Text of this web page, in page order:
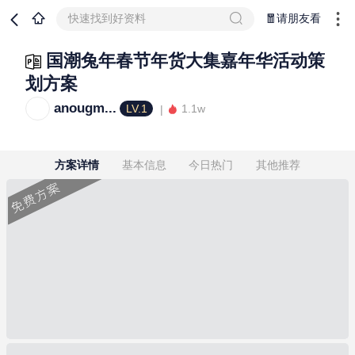
快速找到好资料 🧧请朋友看
国潮兔年春节年货大集嘉年华活动策
划方案
anougm... LV.1 1.1w
方案详情 基本信息 今日热门 其他推荐